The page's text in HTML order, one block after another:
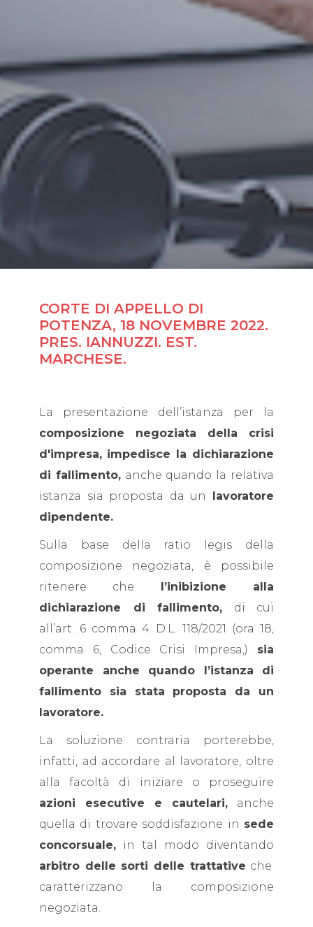
CORTE DI APPELLO DI
POTENZA, 18 NOVEMBRE 2022.
PRES. IANNUZZI. EST.
MARCHESE.
La presentazione dell’istanza per la
composizione negoziata della crisi
d'impresa, impedisce la dichiarazione
di fallimento,anche quando la relativa
istanza sia proposta da un
lavoratore
dipendente.
Sulla base della ratio legis della
composizione negoziata, è possibile
ritenere che
l’inibizione alla
dichiarazione di fallimento, di cui
all’art. 6 comma 4 D.L. 118/2021 (ora 18,
comma 6, Codice Crisi Impresa,) sia
operante anche quando l’istanza di
fallimento sia stata proposta da un
lavoratore.
La soluzione contraria porterebbe,
infatti, ad accordare al lavoratore, oltre
alla facoltà di iniziare o proseguire
azioni esecutive e cautelari, anche
quella di trovare soddisfazione in sede
concorsuale, in tal modo diventando
arbitro delle sorti delle trattative che
caratterizzano la composizione
negoziata.